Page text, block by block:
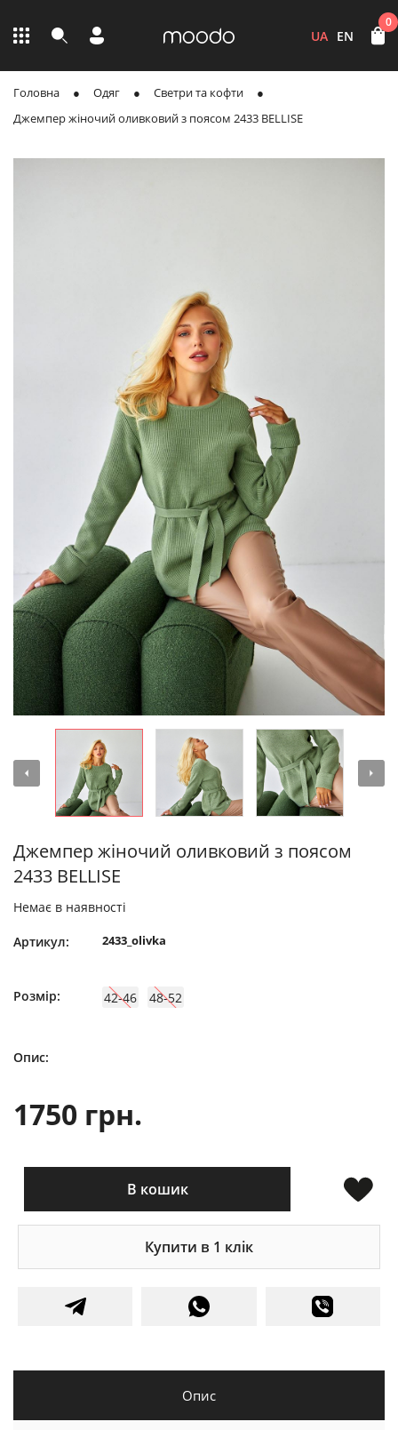
UA EN
0
Головна Одяг
Светри та кофти
Джемпер жіночий оливковий з поясом 2433 BELLISE
Джемпер жіночий оливковий з поясом
2433 BELLISE
Немає в наявності
Артикул: 2433_olivka
Розмір: 42-46 48-52
Опис:
1750 грн.
В кошик
Купити в 1 клік
Опис